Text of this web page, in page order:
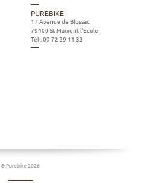
PUREBIKE
17 Avenue de Blossac
79400 St Maixent l'Ecole
Tél :09 72 29 11 33
© Purebike 2026